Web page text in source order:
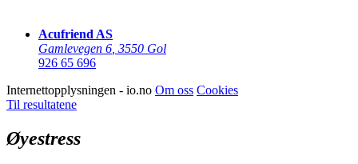
Acufriend AS
Gamlevegen 6 3550 Gol
926 65 696
Internettopplysningen - io.no Om oss Cookies
Til resultatene
Øyestress